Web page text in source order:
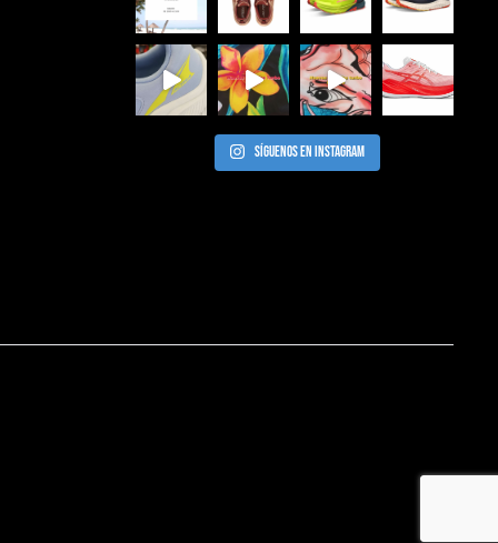
Síguenos en Instagram